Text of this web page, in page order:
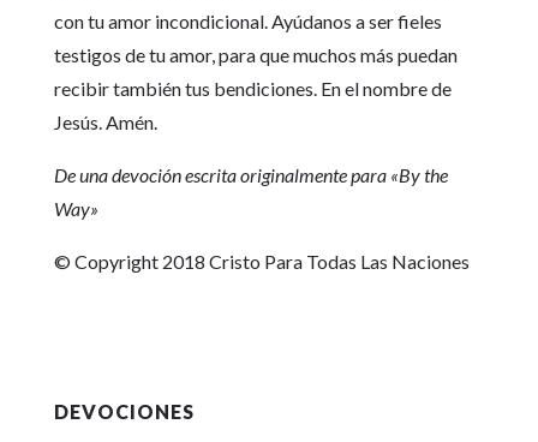
con tu amor incondicional. Ayúdanos a ser fieles
testigos de tu amor, para que muchos más puedan
recibir también tus bendiciones. En el nombre de
Jesús. Amén.
De una devoción escrita originalmente para «By the
Way»
© Copyright 2018 Cristo Para Todas Las Naciones
DEVOCIONES